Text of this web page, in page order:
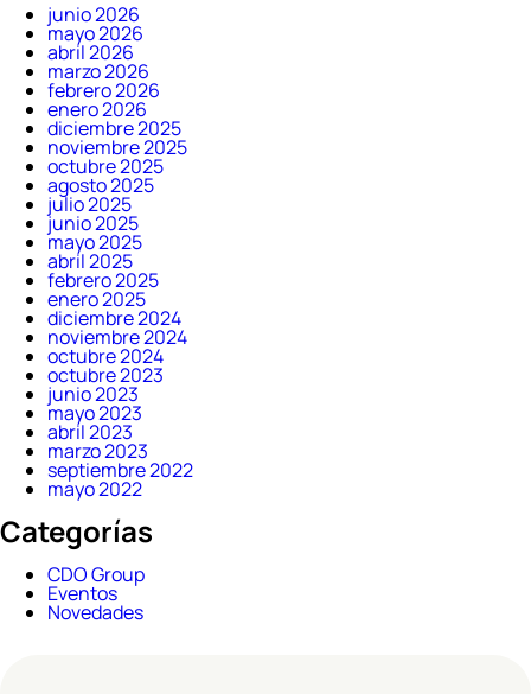
junio 2026
mayo 2026
abril 2026
marzo 2026
febrero 2026
enero 2026
diciembre 2025
noviembre 2025
octubre 2025
agosto 2025
julio 2025
junio 2025
mayo 2025
abril 2025
febrero 2025
enero 2025
diciembre 2024
noviembre 2024
octubre 2024
octubre 2023
junio 2023
mayo 2023
abril 2023
marzo 2023
septiembre 2022
mayo 2022
Categorías
CDO Group
Eventos
Novedades